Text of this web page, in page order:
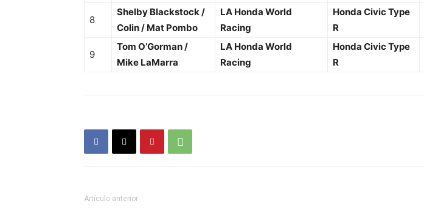
8
Shelby Blackstock /
Colin / Mat Pombo
LA Honda World
Racing
Honda Civic Type
R
9
Tom O’Gorman /
Mike LaMarra
LA Honda World
Racing
Honda Civic Type
R
Artículo anterior